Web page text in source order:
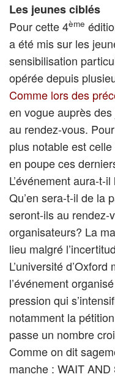
Les jeunes ciblés
Pour cette 4ème
a été mis sur les
sensibilisation
opérée depuis
Comme lors des
en vogue auprès
au rendez-vous.
plus notable est
en poupe ces
L’événement aura-t-
Qu’en sera-t-il de la
seront-ils au
organisateurs? La
lieu malgré
L’université
l’événement
pression qui
notamment la
passe un nombre
Comme on dit
manche : WAIT AND